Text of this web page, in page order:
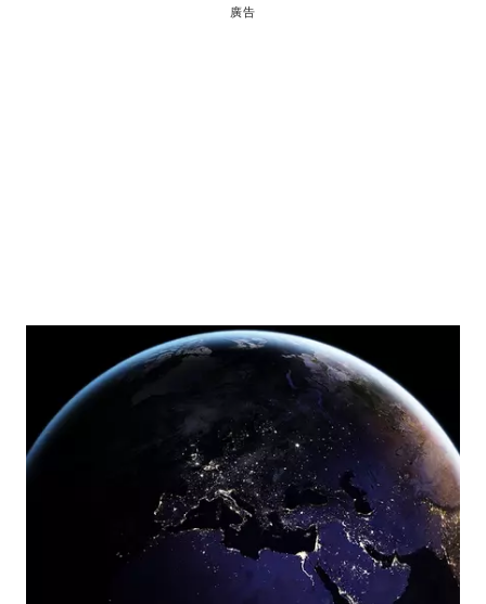
廣告